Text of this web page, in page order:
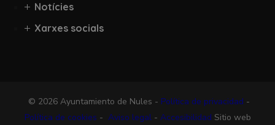
Notícies
Xarxes socials
© 2026 Ayuntamiento de Nules - Política de privacidad -
Política de cookies - Aviso legal- Accesibilidad Sitio web